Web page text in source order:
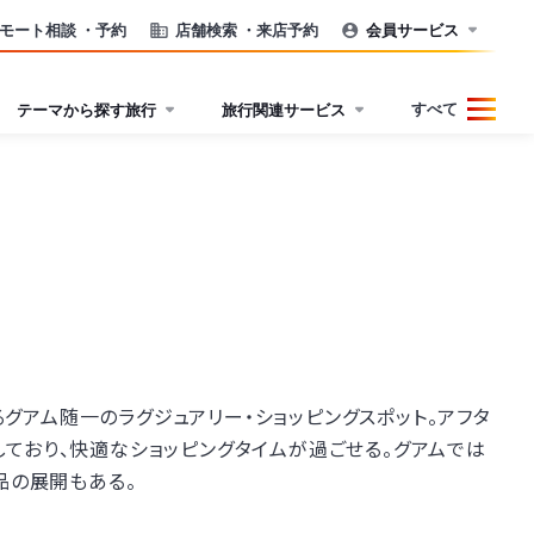
ート相談 ・予約 店舗検索 ・来店予約 会員サービス
テーマから探す旅行 旅行関連サービス すべて
随一のラグジュアリー・ショッピングスポット。アフタ
り、快適なショッピングタイムが過ごせる。グアムでは
の展開もある。